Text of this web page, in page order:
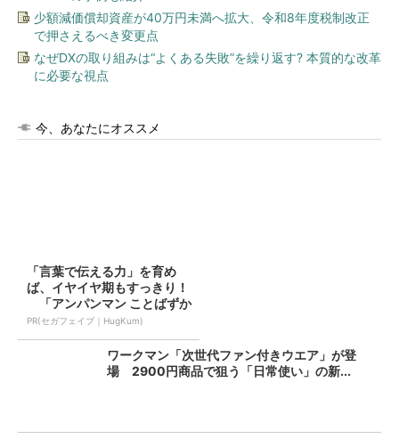
少額減価償却資産が40万円未満へ拡大、令和8年度税制改正
で押さえるべき変更点
なぜDXの取り組みは“よくある失敗”を繰り返す? 本質的な改革
に必要な視点
今、あなたにオススメ
「言葉で伝える力」を育め
ば、イヤイヤ期もすっきり！
「アンパンマン ことばずか
ん...
PR(セガフェイブ｜HugKum)
ワークマン「次世代ファン付きウエア」が登
場 2900円商品で狙う「日常使い」の新...